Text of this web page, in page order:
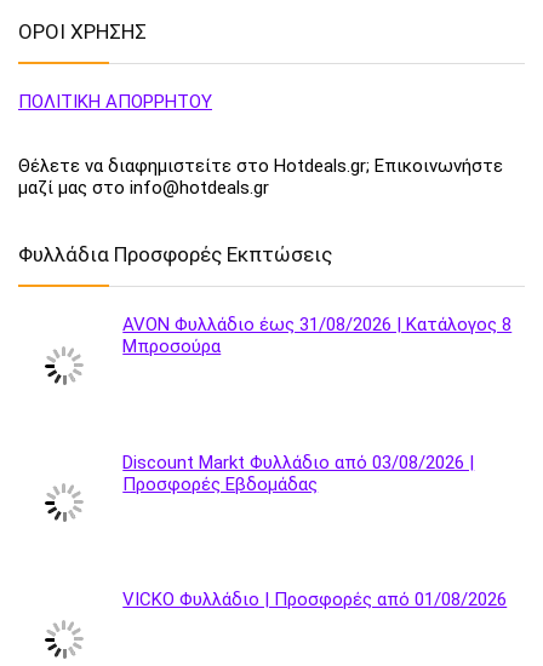
ΟΡΟΙ ΧΡΗΣΗΣ
ΠΟΛΙΤΙΚΗ ΑΠΟΡΡΗΤΟΥ
Θέλετε να διαφημιστείτε στο Hotdeals.gr; Επικοινωνήστε
μαζί μας στο info@hotdeals.gr
Φυλλάδια Προσφορές Εκπτώσεις
AVON Φυλλάδιο έως 31/08/2026 | Κατάλογος 8
Μπροσούρα
Discount Markt Φυλλάδιο από 03/08/2026 |
Προσφορές Εβδομάδας
VICKO Φυλλάδιο | Προσφορές από 01/08/2026